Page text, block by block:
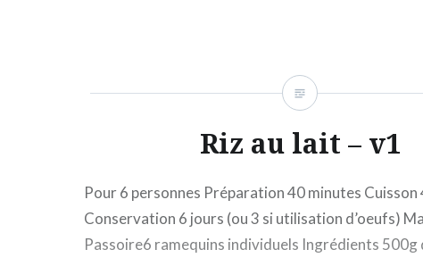
Riz au lait – v1
Pour 6 personnes Préparation 40 minutes Cuisson
Conservation 6 jours (ou 3 si utilisation d’oeufs)
Passoire6 ramequins individuels Ingrédients 500g